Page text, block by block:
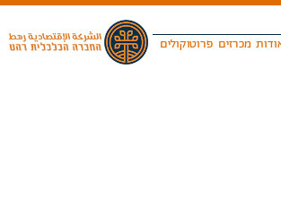
מכרזים פרוטוקולים